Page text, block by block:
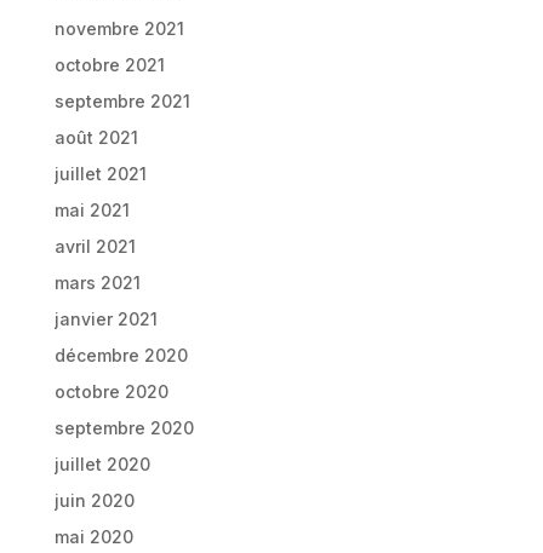
novembre 2021
octobre 2021
septembre 2021
août 2021
juillet 2021
mai 2021
avril 2021
mars 2021
janvier 2021
décembre 2020
octobre 2020
septembre 2020
juillet 2020
juin 2020
mai 2020